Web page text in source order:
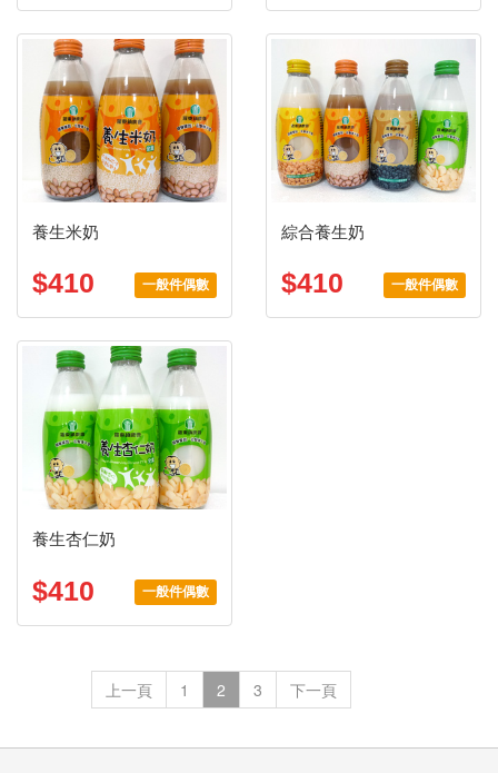
養生米奶
$410 一般件偶數
綜合養生奶
$410 一般件偶數
養生杏仁奶
$410 一般件偶數
上一頁 1 2 3 下一頁